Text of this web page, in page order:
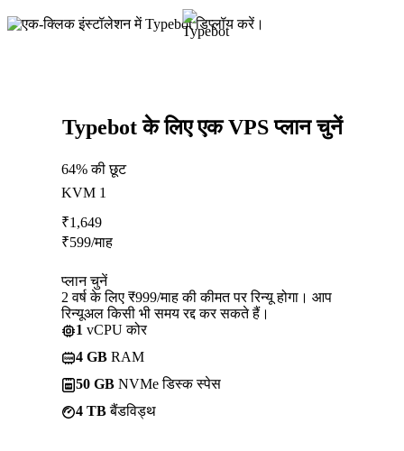
Typebot के लिए एक VPS प्लान चुनें
64% की छूट
KVM 1
₹1,649
₹599/माह
प्लान चुनें
2 वर्ष के लिए ₹999/माह की कीमत पर रिन्यू होगा। आप
रिन्यूअल किसी भी समय रद्द कर सकते हैं।
1 vCPU कोर
4 GB RAM
50 GB NVMe डिस्क स्पेस
4 TBबैंडविड्थ